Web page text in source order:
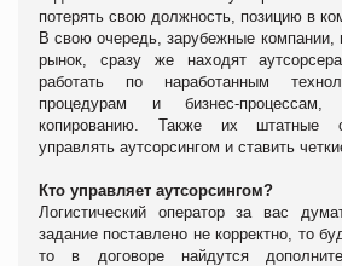
потерять свою должность, позицию в
В свою очередь, зарубежные компании,
рынок, сразу же находят
работать по наработанным
процедурам и бизнес-процессам,
копированию. Также их штатные
управлять аутсорсингом и ставить
Кто управляет аутсорсингом?
Логистический оператор за вас
задание поставлено не корректно, то
то в договоре найдутся